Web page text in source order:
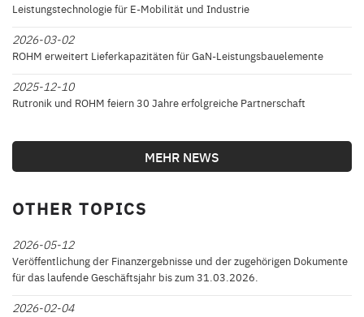
Leistungstechnologie für E-Mobilität und Industrie
2026-03-02
ROHM erweitert Lieferkapazitäten für GaN-Leistungsbauelemente
2025-12-10
Rutronik und ROHM feiern 30 Jahre erfolgreiche Partnerschaft
MEHR NEWS
OTHER TOPICS
2026-05-12
Veröffentlichung der Finanzergebnisse und der zugehörigen Dokumente
für das laufende Geschäftsjahr bis zum 31.03.2026.
2026-02-04